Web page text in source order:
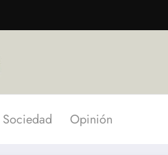
Sociedad Opinión